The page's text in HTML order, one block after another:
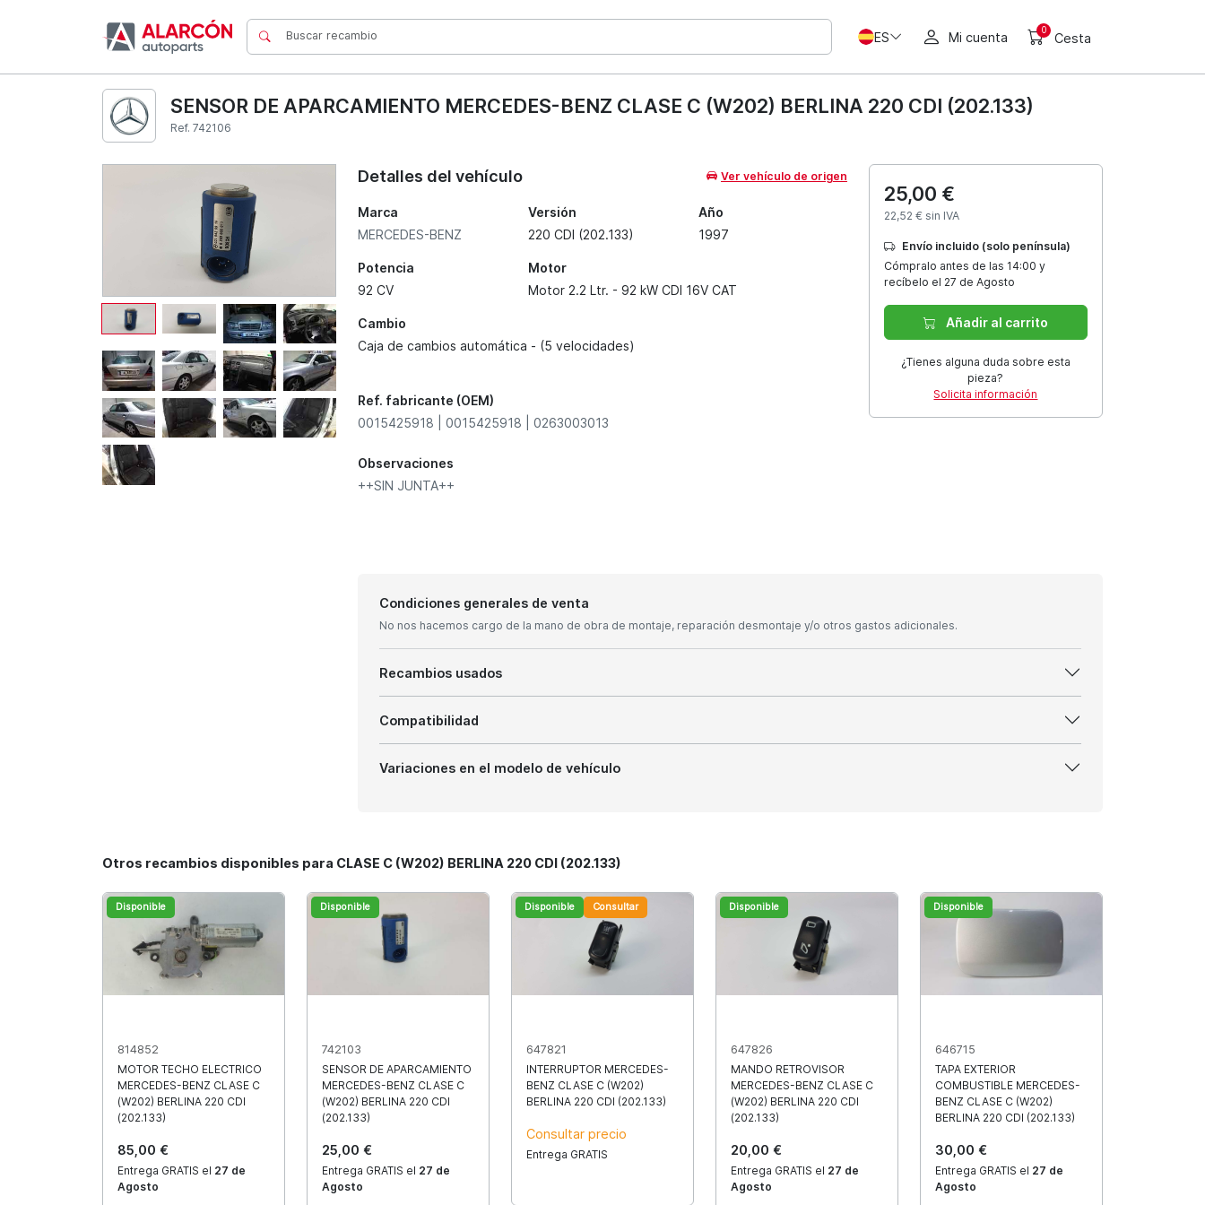
ES Mi cuenta 0
Cesta
SENSOR DE APARCAMIENTO MERCEDES-BENZ CLASE C (W202) BERLINA 220 CDI (202.133)
Ref. 742106
Detalles del vehículo Ver vehículo de origen
Marca
MERCEDES-BENZ
Versión
220 CDI (202.133)
Año
1997
Potencia
92 CV
Motor
Motor 2.2 Ltr. - 92 kW CDI 16V CAT
Cambio
Caja de cambios automática - (5 velocidades)
Ref. fabricante (OEM)
0015425918 | 0015425918 | 0263003013
Observaciones
++SIN JUNTA++
25,00 €
22,52 € sin IVA
Envío incluido (solo península)
Cómpralo antes de las 14:00 y
recíbelo el 27 de Agosto
Añadir al carrito
¿Tienes alguna duda sobre esta
pieza?
Solicita información
Condiciones generales de venta
No nos hacemos cargo de la mano de obra de montaje, reparación desmontaje y/o otros gastos adicionales.
Recambios usados
Compatibilidad
Variaciones en el modelo de vehículo
Otros recambios disponibles para CLASE C (W202) BERLINA 220 CDI (202.133)
Disponible
814852
MOTOR TECHO ELECTRICO
MERCEDES-BENZ CLASE C
(W202) BERLINA 220 CDI
(202.133)
85,00 €
Entrega GRATIS el 27 de
Agosto
Disponible
742103
SENSOR DE APARCAMIENTO
MERCEDES-BENZ CLASE C
(W202) BERLINA 220 CDI
(202.133)
25,00 €
Entrega GRATIS el 27 de
Agosto
Disponible Consultar
647821
INTERRUPTOR MERCEDES-
BENZ CLASE C (W202)
BERLINA 220 CDI (202.133)
Consultar precio
Entrega GRATIS
Disponible
647826
MANDO RETROVISOR
MERCEDES-BENZ CLASE C
(W202) BERLINA 220 CDI
(202.133)
20,00 €
Entrega GRATIS el 27 de
Agosto
Disponible
646715
TAPA EXTERIOR
COMBUSTIBLE MERCEDES-
BENZ CLASE C (W202)
BERLINA 220 CDI (202.133)
30,00 €
Entrega GRATIS el 27 de
Agosto